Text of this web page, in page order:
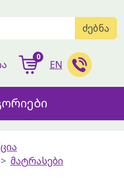
ძებნა
0
EN
მატრასები